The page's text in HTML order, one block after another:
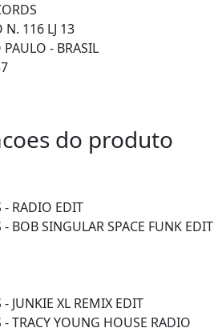
N. 116 LJ 13
PAULO - BRASIL
do produto
- RADIO EDIT
BOB SINGULAR SPACE FUNK EDIT
JUNKIE XL REMIX EDIT
TRACY YOUNG HOUSE RADIO